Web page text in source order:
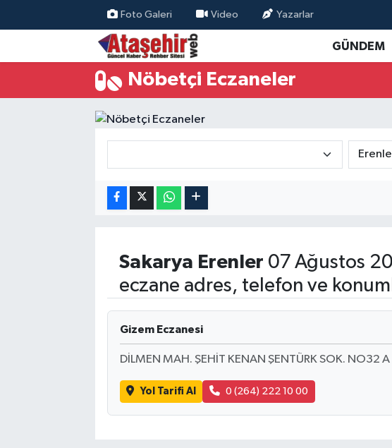
Foto Galeri Video Yazarlar
GÜNDEM
Nöbetçi Eczaneler
Sakarya Erenler 07 Ağustos
eczane adres, telefon ve
Gizem Eczanesi
DİLMEN MAH. ŞEHİT KENAN ŞENTÜRK SOK. NO32 A
Yol Tarifi Al 0 (264) 222 10 00
Hava Durumu
Trafik Durumu
Süper Lig Puan Durumu ve Fikstür
Son Dakika Haberleri